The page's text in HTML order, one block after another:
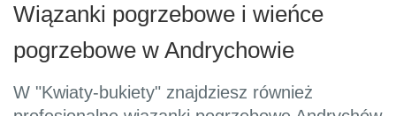
Wiązanki pogrzebowe i wieńce
pogrzebowe w Andrychowie
W "Kwiaty-bukiety" znajdziesz również